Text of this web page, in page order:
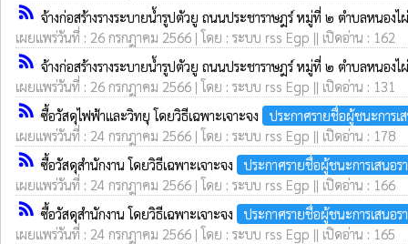
rss_feed จ้างก่อสร้างรางระบายน้ำรูปตัวยู ถนนประชาราษฎร์ หมู่ที่ ๒ ตำบลหนองไ
เผยแพร่วันที่ : 26 กรกฎาคม 2566 | โดย : ระบบ rss Egp || เปิดอ่าน : 162
rss_feed จ้างก่อสร้างรางระบายน้ำรูปตัวยู ถนนประชาราษฎร์ หมู่ที่ ๒ ตำบลหนองไ
เผยแพร่วันที่ : 26 กรกฎาคม 2566 | โดย : ระบบ rss Egp || เปิดอ่าน : 131
rss_feed ซื้อวัสดุไฟฟ้าและวิทยุ โดยวิธีเฉพาะเจาะจง
ประกาศรายชื่อผู้ชนะการเ
เผยแพร่วันที่ : 24 กรกฎาคม 2566 | โดย : ระบบ rss Egp || เปิดอ่าน : 178
rss_feed ซื้อวัสดุสำนักงาน โดยวิธีเฉพาะเจาะจง
ประกาศรายชื่อผู้ชนะการเสนอร
เผยแพร่วันที่ : 24 กรกฎาคม 2566 | โดย : ระบบ rss Egp || เปิดอ่าน : 166
rss_feed ซื้อวัสดุสำนักงาน โดยวิธีเฉพาะเจาะจง
ประกาศรายชื่อผู้ชนะการเสนอร
เผยแพร่วันที่ : 24 กรกฎาคม 2566 | โดย : ระบบ rss Egp || เปิดอ่าน : 165